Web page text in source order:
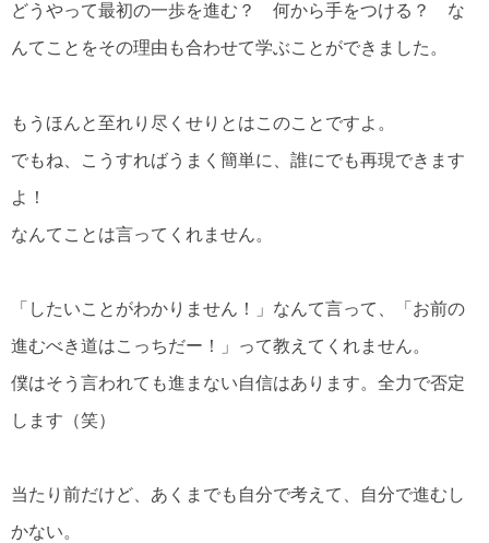
どうやって最初の一歩を進む？ 何から手をつける？ な
んてことをその理由も合わせて学ぶことができました。
もうほんと至れり尽くせりとはこのことですよ。
でもね、こうすればうまく簡単に、誰にでも再現できます
よ！
なんてことは言ってくれません。
「したいことがわかりません！」なんて言って、「お前の
進むべき道はこっちだー！」って教えてくれません。
僕はそう言われても進まない自信はあります。全力で否定
します（笑）
当たり前だけど、あくまでも自分で考えて、自分で進むし
かない。